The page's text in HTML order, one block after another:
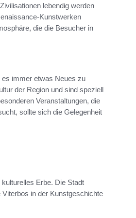
lebendig werden
Kunstwerken
die die Besucher in
es immer etwas Neues zu
der Region und sind speziell
Veranstaltungen, die
sollte sich die Gelegenheit
Erbe. Die Stadt
in der Kunstgeschichte